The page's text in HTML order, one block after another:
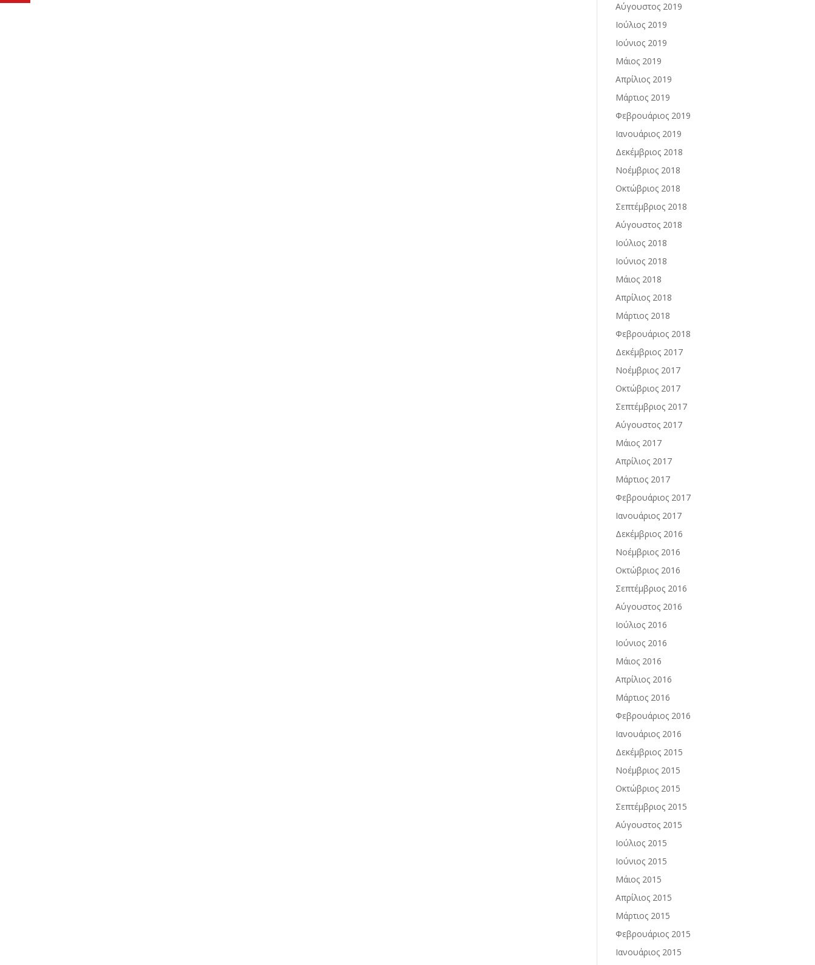
Αύγουστος 2019
Ιούλιος 2019
Ιούνιος 2019
Μάιος 2019
Απρίλιος 2019
Μάρτιος 2019
Φεβρουάριος 2019
Ιανουάριος 2019
Δεκέμβριος 2018
Νοέμβριος 2018
Οκτώβριος 2018
Σεπτέμβριος 2018
Αύγουστος 2018
Ιούλιος 2018
Ιούνιος 2018
Μάιος 2018
Απρίλιος 2018
Μάρτιος 2018
Φεβρουάριος 2018
Δεκέμβριος 2017
Νοέμβριος 2017
Οκτώβριος 2017
Σεπτέμβριος 2017
Αύγουστος 2017
Μάιος 2017
Απρίλιος 2017
Μάρτιος 2017
Φεβρουάριος 2017
Ιανουάριος 2017
Δεκέμβριος 2016
Νοέμβριος 2016
Οκτώβριος 2016
Σεπτέμβριος 2016
Αύγουστος 2016
Ιούλιος 2016
Ιούνιος 2016
Μάιος 2016
Απρίλιος 2016
Μάρτιος 2016
Φεβρουάριος 2016
Ιανουάριος 2016
Δεκέμβριος 2015
Νοέμβριος 2015
Οκτώβριος 2015
Σεπτέμβριος 2015
Αύγουστος 2015
Ιούλιος 2015
Ιούνιος 2015
Μάιος 2015
Απρίλιος 2015
Μάρτιος 2015
Φεβρουάριος 2015
Ιανουάριος 2015